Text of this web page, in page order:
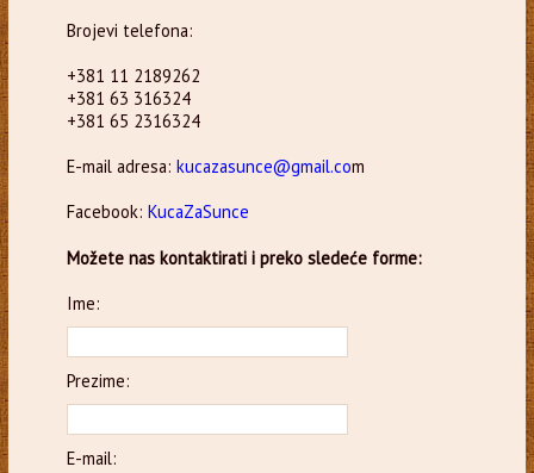
Brojevi telefona:
+381 11 2189262
+381 63 316324
+381 65 2316324
E-mail adresa: kucazasunce@gmail.com
Facebook: KucaZaSunce
Možete nas kontaktirati i preko sledeće forme:
Ime:
Prezime:
E-mail: